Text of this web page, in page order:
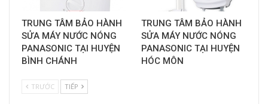
TRUNG TÂM BẢO HÀNH
SỬA MÁY NƯỚC NÓNG
PANASONIC TẠI HUYỆN
BÌNH CHÁNH
TRUNG TÂM BẢO HÀNH
SỬA MÁY NƯỚC NÓNG
PANASONIC TẠI HUYỆN
HÓC MÔN
TRƯỚC TIẾP